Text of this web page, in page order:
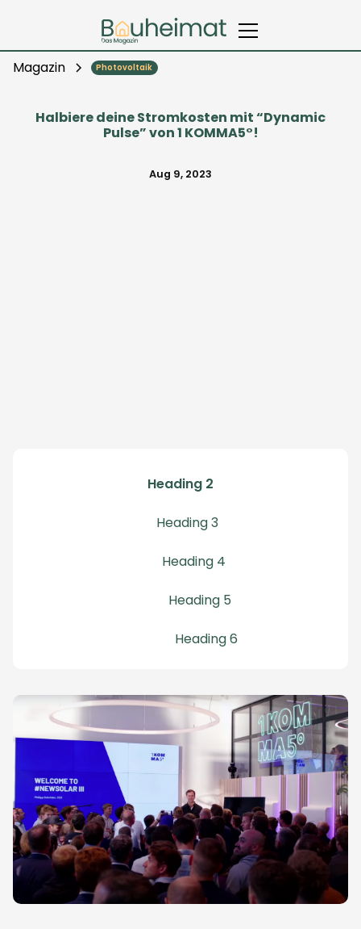
Magazin Photovoltaik
Halbiere deine Stromkosten mit “Dynamic
Pulse” von 1 KOMMA5°!
Aug 9, 2023
Heading 2
Heading 3
Heading 4
Heading 5
Heading 6